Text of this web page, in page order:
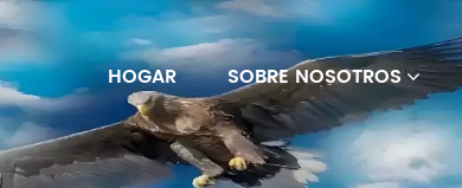
HOGAR SOBRE NOSOTROS